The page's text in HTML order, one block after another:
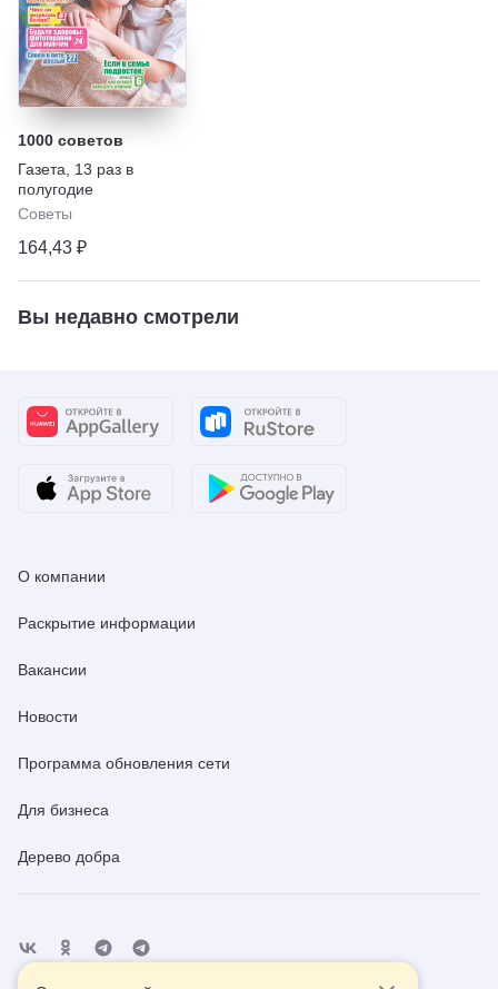
1000 советов
Газета
13 раз в
полугодие
Советы
164,43 ₽
Вы недавно смотрели
О компании
Раскрытие информации
Вакансии
Новости
Программа обновления сети
Для бизнеса
Дерево добра